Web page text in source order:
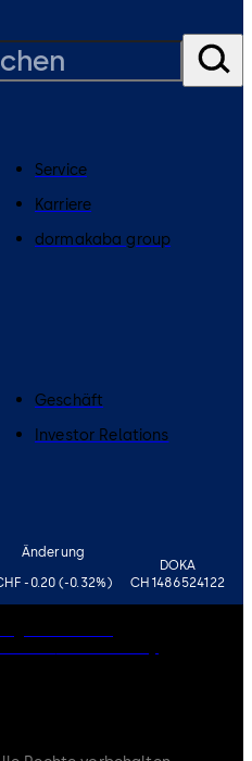
Änderung
-0.20 (-0.32%)
DOKA
CH1486524122
Service
Karriere
dormakaba group
Geschäft
Investor Relations